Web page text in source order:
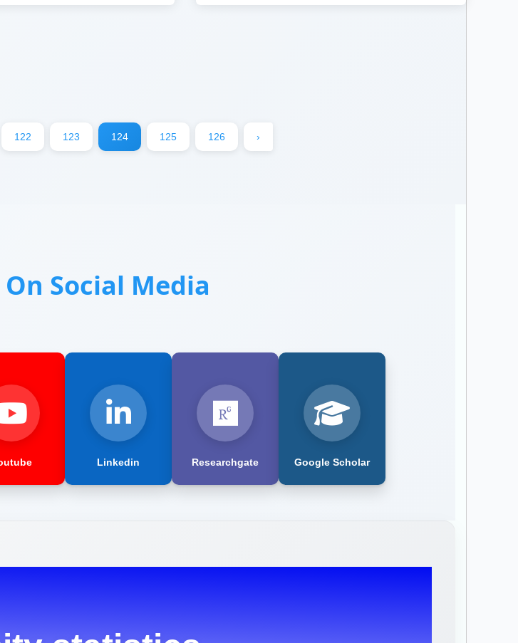
122 123 124 125 126 ›
Social Media
Linkedin Researchgate Google Scholar